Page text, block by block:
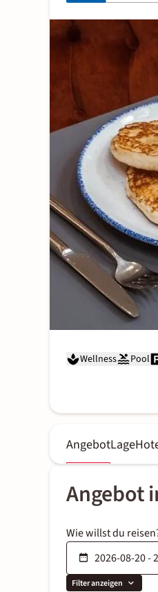
Wellness Pool
AngebotLage
Angebot
Wie willst du
Filter anzeigen